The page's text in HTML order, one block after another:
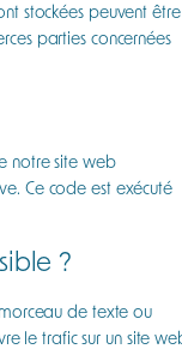
stockées peuvent être
parties concernées
notre site web
Ce code est exécuté
?
de texte ou
le trafic sur un site